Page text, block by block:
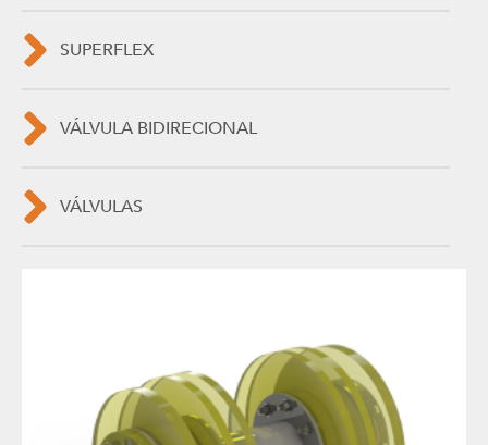
SUPERFLEX
VÁLVULA BIDIRECIONAL
VÁLVULAS